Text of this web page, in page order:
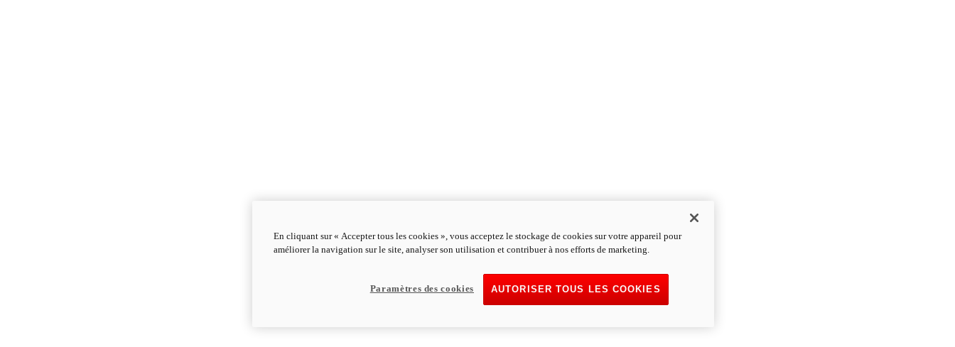
En cliquant sur « Accepter tous les cookies », vous acceptez le stockage de cookies sur votre appareil pour
améliorer la navigation sur le site, analyser son utilisation et contribuer à nos efforts de marketing.
AUTORISER TOUS LES COOKIES
Paramètres des cookies